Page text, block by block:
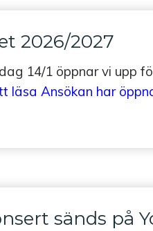
2026/2027
14/1 öppnar vi upp
läsa Ansökan har
sänds på